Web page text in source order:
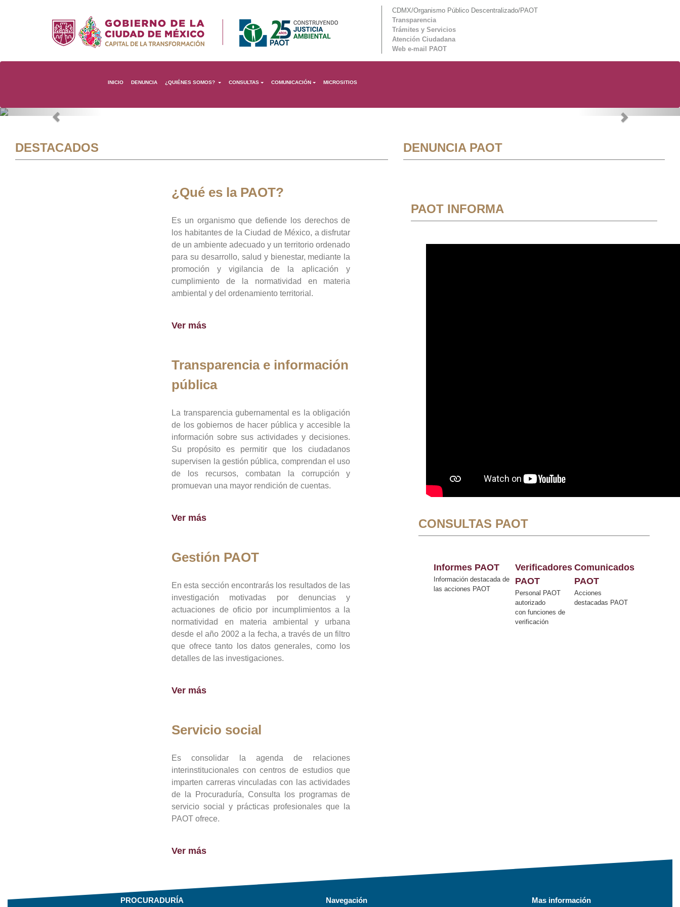
CDMX/Organismo Público Descentralizado/PAOT
Transparencia
Trámites y Servicios
Atención Ciudadana
Web e-mail PAOT
INICIO DENUNCIA ¿QUIÉNES SOMOS? CONSULTAS COMUNICACIÓN MICROSITIOS
Previous Next
DESTACADOS
¿Qué es la PAOT?
Es un organismo que defiende los derechos de
los habitantes de la Ciudad de México, a disfrutar
de un ambiente adecuado y un territorio ordenado
para su desarrollo, salud y bienestar, mediante la
promoción y vigilancia de la aplicación y
cumplimiento de la normatividad en materia
ambiental y del ordenamiento territorial.
Ver más
Transparencia e información
pública
La transparencia gubernamental es la obligación
de los gobiernos de hacer pública y accesible la
información sobre sus actividades y decisiones.
Su propósito es permitir que los ciudadanos
supervisen la gestión pública, comprendan el uso
de los recursos, combatan la corrupción y
promuevan una mayor rendición de cuentas.
Ver más
Gestión PAOT
En esta sección encontrarás los resultados de las
investigación motivadas por denuncias y
actuaciones de oficio por incumplimientos a la
normatividad en materia ambiental y urbana
desde el año 2002 a la fecha, a través de un filtro
que ofrece tanto los datos generales, como los
detalles de las investigaciones.
Ver más
Servicio social
Es consolidar la agenda de relaciones
interinstitucionales con centros de estudios que
imparten carreras vinculadas con las actividades
de la Procuraduría, Consulta los programas de
servicio social y prácticas profesionales que la
PAOT ofrece.
Ver más
DENUNCIA PAOT
PAOT INFORMA
CONSULTAS PAOT
Informes PAOT
Información destacada de
las acciones PAOT
Verificadores
PAOT
Personal PAOT
autorizado
con funciones de
verificación
Comunicados
PAOT
Acciones
destacadas PAOT
PROCURADURÍA Navegación Mas información